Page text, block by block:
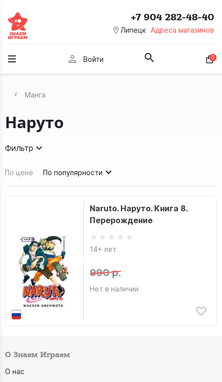
room Липецк Адреса магазинов
+7 904 282-48-40
person Войти 0
Манга
Наруто
Фильтр
По цене По популярности
Naruto. Наруто. Книга 8.
Перерождение
14+ лет
990 р.
Нет в наличии
О Знаем Играем
О нас